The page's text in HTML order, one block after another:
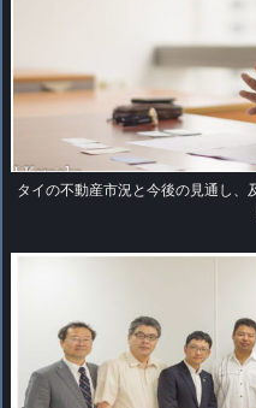
タイの不動産市況と今後の見通し、